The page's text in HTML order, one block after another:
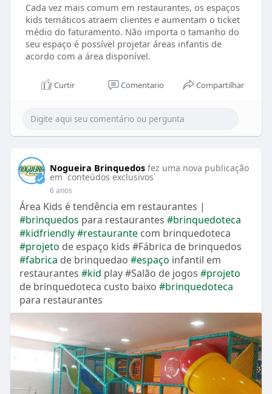
Cada vez mais comum em restaurantes, os espaços
kids temáticos atraem clientes e aumentam o ticket
médio do faturamento. Não importa o tamanho do
seu espaço é possível projetar áreas infantis de
acordo com a área disponível.
Curtir Comentario Compartilhar
Nogueira Brinquedos fez uma nova publicação
em `conteúdos exclusivos`
6 anos
Área Kids é tendência em restaurantes |
#brinquedos para restaurantes #brinquedoteca
#kidfriendly#restaurantecom brinquedoteca
#projeto de espaço kids #Fábrica de brinquedos
#fabrica de brinquedao #espaço infantil em
restaurantes #kid play #Salão de jogos #projeto
de brinquedoteca custo baixo #brinquedoteca
para restaurantes